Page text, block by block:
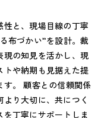
性と、現場目線の丁寧
布づかい”を設計。裁
現の知見を活かし、現
トや納期も見据えた提
す。 顧客との信頼関係
より大切に、共につく
を丁寧にサポートしま